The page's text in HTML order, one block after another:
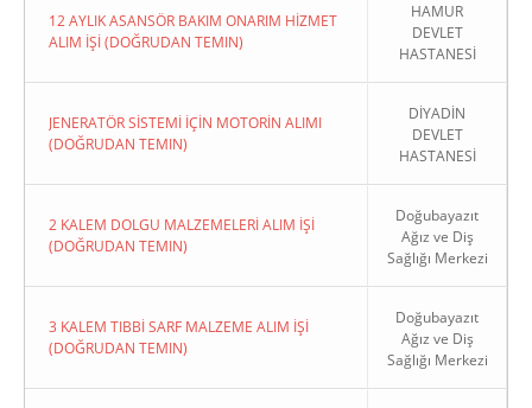
12 AYLIK ASANSÖR BAKIM ONARIM HİZMET
ALIM İŞİ (DOĞRUDAN TEMIN)
HAMUR
DEVLET
HASTANESİ
JENERATÖR SİSTEMİ İÇİN MOTORİN ALIMI
(DOĞRUDAN TEMIN)
DİYADİN
DEVLET
HASTANESİ
2 KALEM DOLGU MALZEMELERİ ALIM İŞİ
(DOĞRUDAN TEMIN)
Doğubayazıt
Ağız ve Diş
Sağlığı Merkezi
3 KALEM TIBBİ SARF MALZEME ALIM İŞİ
(DOĞRUDAN TEMIN)
Doğubayazıt
Ağız ve Diş
Sağlığı Merkezi